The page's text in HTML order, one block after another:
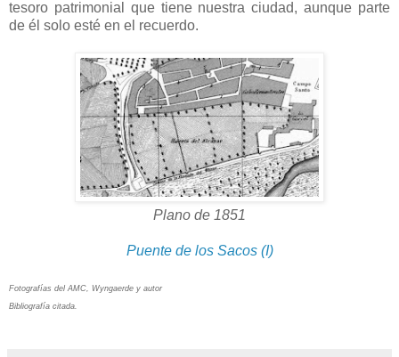
tesoro patrimonial que tiene nuestra ciudad, aunque parte
de él solo esté en el recuerdo.
Plano de 1851
Puente de los Sacos (I)
Fotografías del AMC, Wyngaerde y autor
Bibliografía citada.